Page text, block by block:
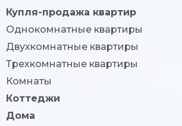
Купля-продажа квартир
Однокомнатные квартиры
Двухкомнатные квартиры
Трехкомнатные квартиры
Комнаты
Коттеджи
Дома